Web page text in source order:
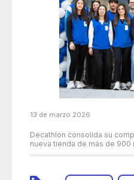
13 de marzo 2026
Decathlon consolida su
nueva tienda de más de 900